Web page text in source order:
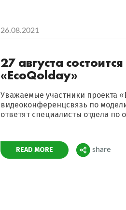
26.08.2021
27 августа
«EcoQolday»
Уважаемые участники проекта
видеоконференцсвязь по
ответят специалисты отдела
READ MORE Поделиться
share